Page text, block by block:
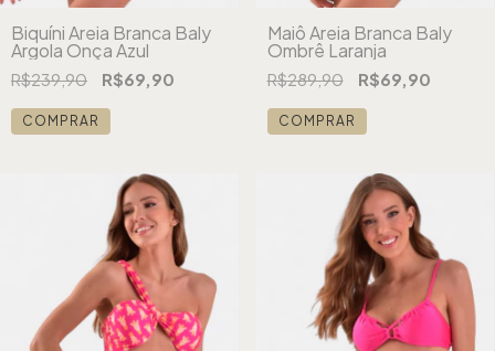
Biquíni Areia Branca Baly
Argola Onça Azul
R$239,90 R$69,90
COMPRAR
Maiô Areia Branca Baly
Ombrê Laranja
R$289,90 R$69,90
COMPRAR